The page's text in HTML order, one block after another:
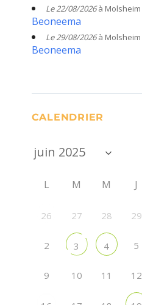
Le 22/08/2026à Molsheim
Beoneema
Le 29/08/2026à Molsheim
Beoneema
CALENDRIER
L M M J
26 27 28 29
2 3 4 5
9 10 11 12